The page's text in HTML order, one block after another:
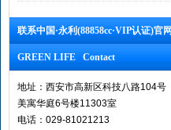
联系中国·永利(88858cc·VIP认证)官
GREEN LIFE Contact
地址：西安市高新区科技八路104号
美寓华庭6号楼11303室
电话：029-81021213